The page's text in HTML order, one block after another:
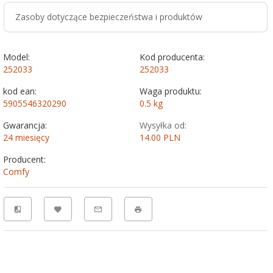
Zasoby dotyczące bezpieczeństwa i produktów
Model:
252033
Kod producenta:
252033
kod ean:
5905546320290
Waga produktu:
0.5 kg
Gwarancja:
24 miesięcy
Wysyłka od:
14.00 PLN
Producent:
Comfy